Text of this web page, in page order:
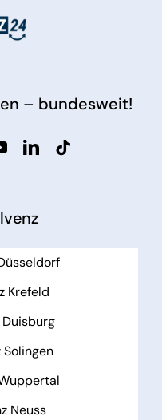
– bundesweit!
Krefeld
Neuss